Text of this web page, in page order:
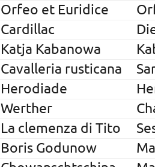
Orfeo et Euridice
Cardillac
Katja Kabanowa
Cavalleria rusticana
Herodiade
Werther
La clemenza di Tito
Boris Godunow